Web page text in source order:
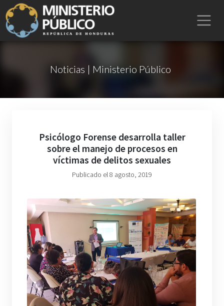
Noticias | Ministerio Público
Psicólogo Forense desarrolla taller
sobre el manejo de procesos en
víctimas de delitos sexuales
Publicado el 8 agosto, 2019